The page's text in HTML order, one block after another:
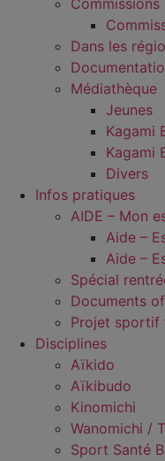
Commissions
Dans les
Médiathèque
Jeunes
Kagami
Kagami
Divers
Infos pratiques
AIDE – Mon
Aide –
Aide –
Spécial
Documents
Projet sportif
Disciplines
Aïkido
Aïkibudo
Kinomichi
Wanomichi /
Sport Santé